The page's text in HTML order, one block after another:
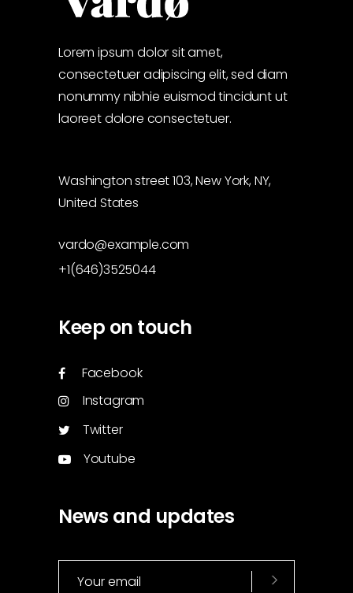
Lorem ipsum dolor sit amet,
consectetuer adipiscing elit, sed diam
nonummy nibhie euismod tincidunt ut
laoreet dolore consectetuer.
Washington street 103, New York, NY,
United States
vardo@example.com
+1(646)3525044
Keep on touch
Facebook
Instagram
Twitter
Youtube
News and updates